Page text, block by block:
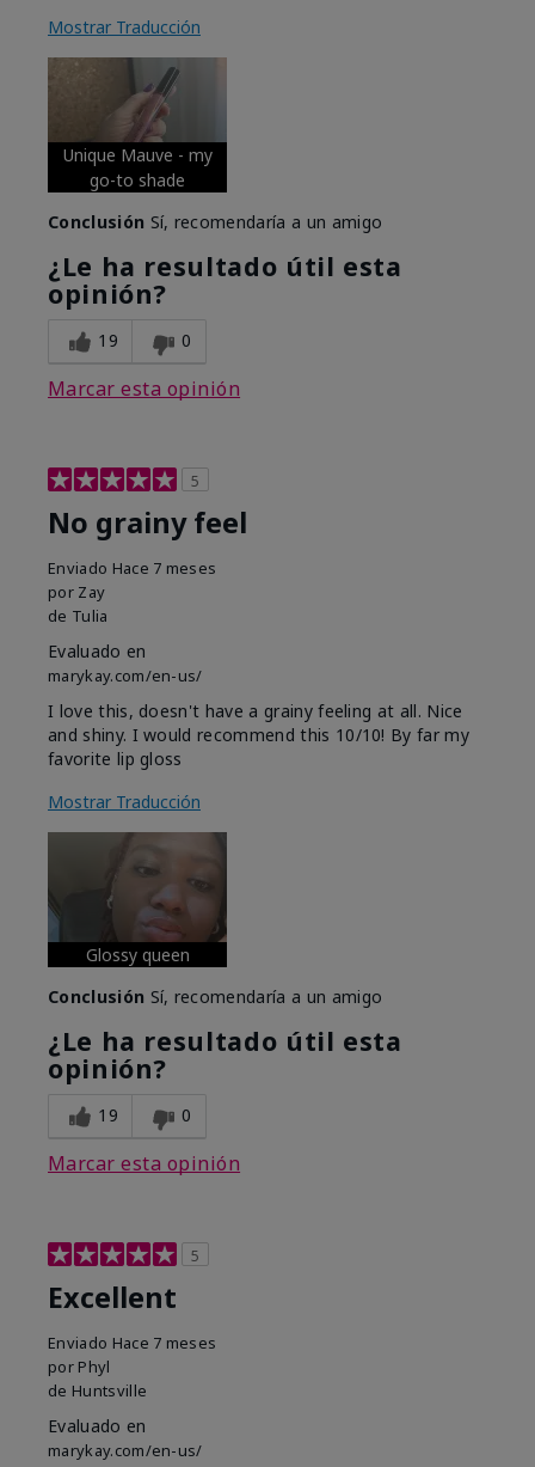
Mostrar Traducción
Unique Mauve - my
go-to shade
Conclusión Sí, recomendaría a un amigo
¿Le ha resultado útil esta
opinión?
19 0
Marcar esta opinión
5
No grainy feel
Enviado Hace 7 meses
por Zay
de Tulia
Evaluado en
marykay.com/en-us/
I love this, doesn't have a grainy feeling at all. Nice
and shiny. I would recommend this 10/10! By far my
favorite lip gloss
Mostrar Traducción
Glossy queen
Conclusión Sí, recomendaría a un amigo
¿Le ha resultado útil esta
opinión?
19 0
Marcar esta opinión
5
Excellent
Enviado Hace 7 meses
por Phyl
de Huntsville
Evaluado en
marykay.com/en-us/